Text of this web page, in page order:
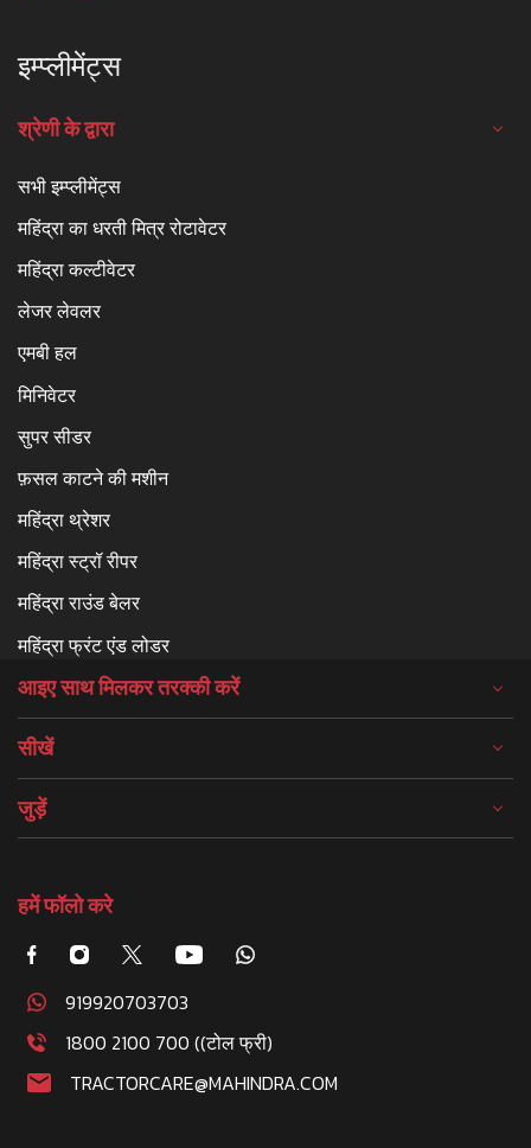
इम्प्लीमेंट्स
श्रेणी के द्वारा
सभी इम्प्लीमेंट्स
महिंद्रा का धरती मित्र रोटावेटर
महिंद्रा कल्टीवेटर
लेजर लेवलर
एमबी हल
मिनिवेटर
सुपर सीडर
फ़सल काटने की मशीन
महिंद्रा थ्रेशर
महिंद्रा स्ट्रॉ रीपर
महिंद्रा राउंड बेलर
महिंद्रा फ्रंट एंड लोडर
आइए साथ मिलकर तरक्की करें
सीखें
जुड़ें
हमें फॉलो करे
919920703703
1800 2100 700 ((टोल फ्री)
TRACTORCARE@MAHINDRA.COM